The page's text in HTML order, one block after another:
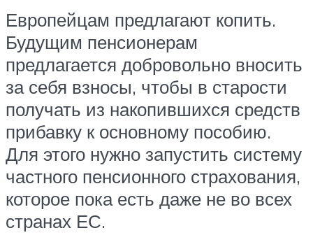
Европейцам предлагают копить.
Будущим пенсионерам
предлагается добровольно вносить
за себя взносы, чтобы в старости
получать из накопившихся средств
прибавку к основному пособию.
Для этого нужно запустить систему
частного пенсионного страхования,
которое пока есть даже не во всех
странах ЕС.